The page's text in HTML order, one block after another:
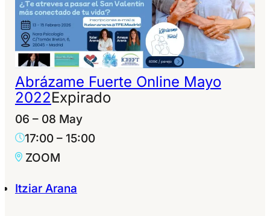
Abrázame Fuerte Online Mayo
2022Expirado
06 – 08 May
17:00– 15:00
ZOOM
Itziar Arana